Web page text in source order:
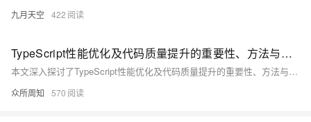
九月天空 422
TypeScript性能优化及代码质量提升的重要性、方法与策略，包括合理使用类型注解、减少类型断言、优化模块导入导出、遵循编码规范、加强代码注释等
本文深入探讨了TypeScript性能优化及代码质量提升的重要性、方法与策略，包括合理使用类型注解、减少类型断言、优化模块导入导出、遵循编码规范、加强代码注释等，旨在帮助开发者在保证代码质量的同时，实现高效的性能优化，提升用户体验和项目稳定性。
众所周知 570